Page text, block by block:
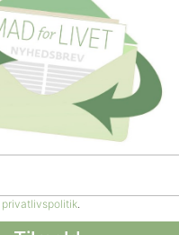
privatlivspolitik